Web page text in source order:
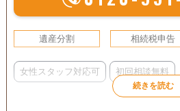
遺産分割 相続税申告
女性スタッフ対応可 初回相談無料